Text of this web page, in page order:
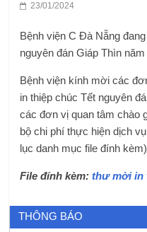
23/01/2024
Bệnh viện C Đà Nẵng
nguyên đán Giáp Thìn năm
Bệnh viện kính mời các
in thiệp chúc Tết nguyên
các đơn vị quan tâm chào
bộ chi phí thực hiện dịch
lục danh mục file đính
File đính kèm:thư mời in
THÔNG BÁO